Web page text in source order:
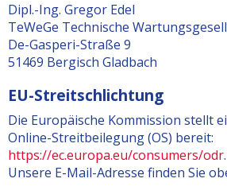
Dipl.-Ing. Gregor Edel
TeWeGe Technische
De-Gasperi-Straße 9
51469 Bergisch Gladbach
EU-Streitschlichtung
Die Europäische Kommission stellt
Online-Streitbeilegung (OS) bereit:
https://ec.europa.eu/consumers/odr.
Unsere E-Mail-Adresse finden Sie